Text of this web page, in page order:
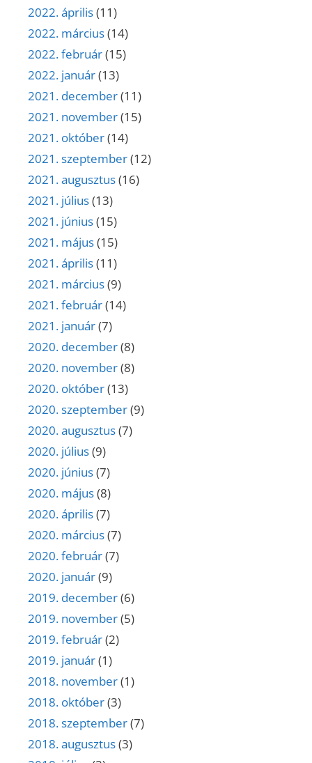
2022. április(11)
2022. március(14)
2022. február(15)
2022. január(13)
2021. december(11)
2021. november(15)
2021. október(14)
2021. szeptember(12)
2021. augusztus(16)
2021. július(13)
2021. június(15)
2021. május(15)
2021. április(11)
2021. március(9)
2021. február(14)
2021. január(7)
2020. december(8)
2020. november(8)
2020. október(13)
2020. szeptember(9)
2020. augusztus(7)
2020. július(9)
2020. június(7)
2020. május(8)
2020. április(7)
2020. március(7)
2020. február(7)
2020. január(9)
2019. december(6)
2019. november(5)
2019. február(2)
2019. január(1)
2018. november(1)
2018. október(3)
2018. szeptember(7)
2018. augusztus(3)